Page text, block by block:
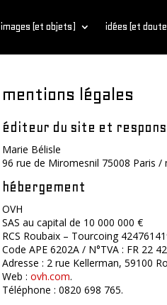
images (et objets) idées (et
mentions légales
éditeur du site et
Marie Bélisle
96 rue de Miromesnil 75008 Paris /
hébergement
OVH
SAS au capital de 10 000 000 €
RCS Roubaix – Tourcoing
Code APE 6202A / N°TVA : FR 22
Adresse : 2 rue Kellerman, 59100
Web :ovh.com.
Téléphone : 0820 698 765.